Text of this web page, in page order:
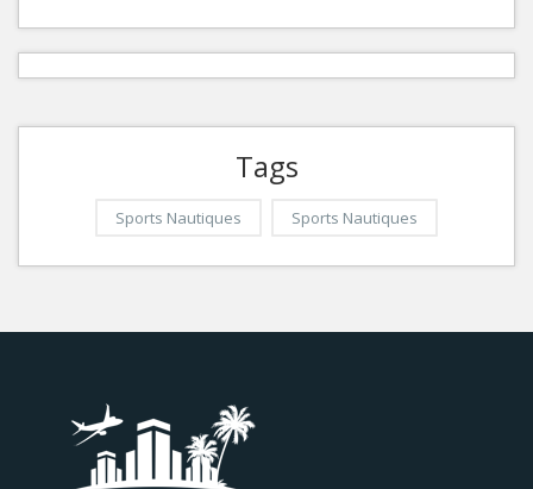
Tags
Sports Nautiques Sports Nautiques